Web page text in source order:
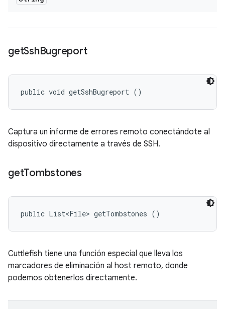
getSshBugreport
public void getSshBugreport ()
Captura un informe de errores remoto conectándote al
dispositivo directamente a través de SSH.
getTombstones
public List<File> getTombstones ()
Cuttlefish tiene una función especial que lleva los
marcadores de eliminación al host remoto, donde
podemos obtenerlos directamente.